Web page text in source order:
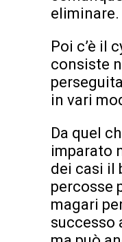
eliminare.
Poi c’è il
consiste
in vari
Da quel
imparato
dei casi il
percosse
magari
successo